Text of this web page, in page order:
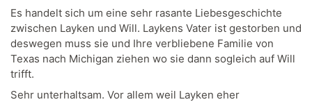
Es handelt sich um eine sehr rasante Liebesgeschichte
zwischen Layken und Will. Laykens Vater ist gestorben und
deswegen muss sie und Ihre verbliebene Familie von
Texas nach Michigan ziehen wo sie dann sogleich auf Will
trifft.
Sehr unterhaltsam. Vor allem weil Layken eher